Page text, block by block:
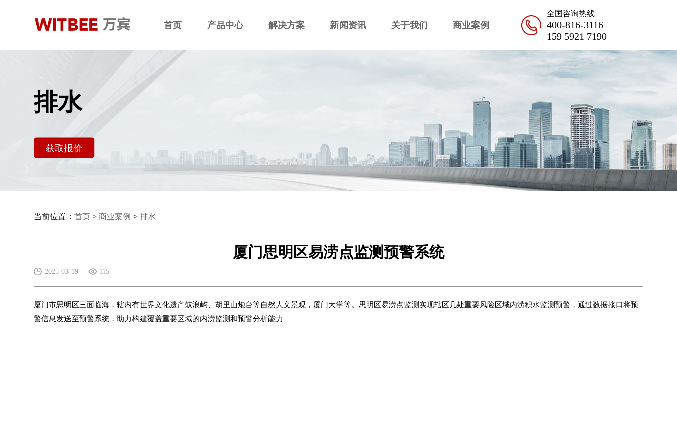
首页 产品中心 解决方案 新闻资讯 关于我们 商业案例
全国咨询热线
400-816-3116
159 5921 7190
排水
获取报价
当前位置：首页 >商业案例 >排水
厦门思明区易涝点监测预警系统
2025-03-19 115
厦门市思明区三面临海，辖内有世界文化遗产鼓浪屿、胡里山炮台等自然人文景观，厦门大学等。思明区易涝点监测实现辖区几处重要风险区域内涝积水监测预警，通过数据接口将预
警信息发送至预警系统，助力构建覆盖重要区域的内涝监测和预警分析能力